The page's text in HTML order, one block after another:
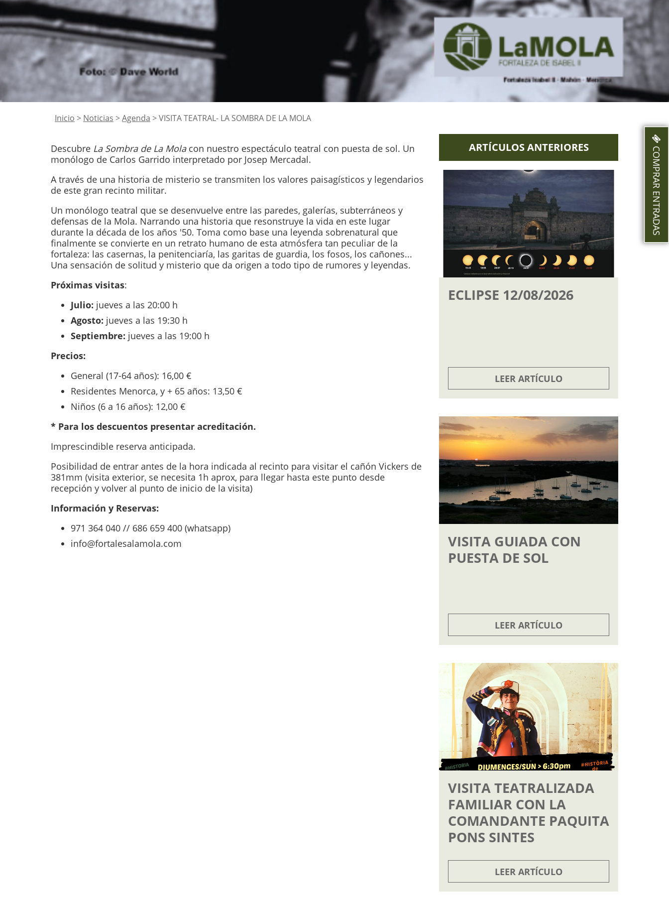
Inicio > Noticias >Agenda > VISITA TEATRAL- LA SOMBRA DE LA MOLA
Descubre La Sombra de La Molacon nuestro espectáculo teatral con puesta de sol. Un
monólogo de Carlos Garrido interpretado por Josep Mercadal.
A través de una historia de misterio se transmiten los valores paisagísticos y legendarios
de este gran recinto militar.
Un monólogo teatral que se desenvuelve entre las paredes, galerías, subterráneos y
defensas de la Mola. Narrando una historia que resonstruye la vida en este lugar
durante la década de los años '50. Toma como base una leyenda sobrenatural que
finalmente se convierte en un retrato humano de esta atmósfera tan peculiar de la
fortaleza: las casernas, la penitenciaría, las garitas de guardia, los fosos, los cañones...
Una sensación de solitud y misterio que da origen a todo tipo de rumores y leyendas.
Próximas visitas:
Julio: jueves a las 20:00 h
Agosto: jueves a las 19:30 h
Septiembre: jueves a las 19:00 h
Precios:
General (17-64 años): 16,00 €
Residentes Menorca, y + 65 años: 13,50 €
Niños (6 a 16 años): 12,00 €
* Para los descuentos presentar acreditación.
Imprescindible reserva anticipada.
Posibilidad de entrar antes de la hora indicada al recinto para visitar el cañón Vickers de
381mm (visita exterior, se necesita 1h aprox, para llegar hasta este punto desde
recepción y volver al punto de inicio de la visita)
Información y Reservas:
971 364 040 // 686 659 400 (whatsapp)
info@fortalesalamola.com
ARTÍCULOS ANTERIORES
ECLIPSE 12/08/2026
LEER ARTÍCULO
VISITA GUIADA CON
PUESTA DE SOL
LEER ARTÍCULO
VISITA TEATRALIZADA
FAMILIAR CON LA
COMANDANTE PAQUITA
PONS SINTES
LEER ARTÍCULO
COMPRAR ENTRADAS